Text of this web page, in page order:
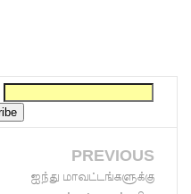
PREVIOUS
ஐந்து மாவட்டங்களுக்கு